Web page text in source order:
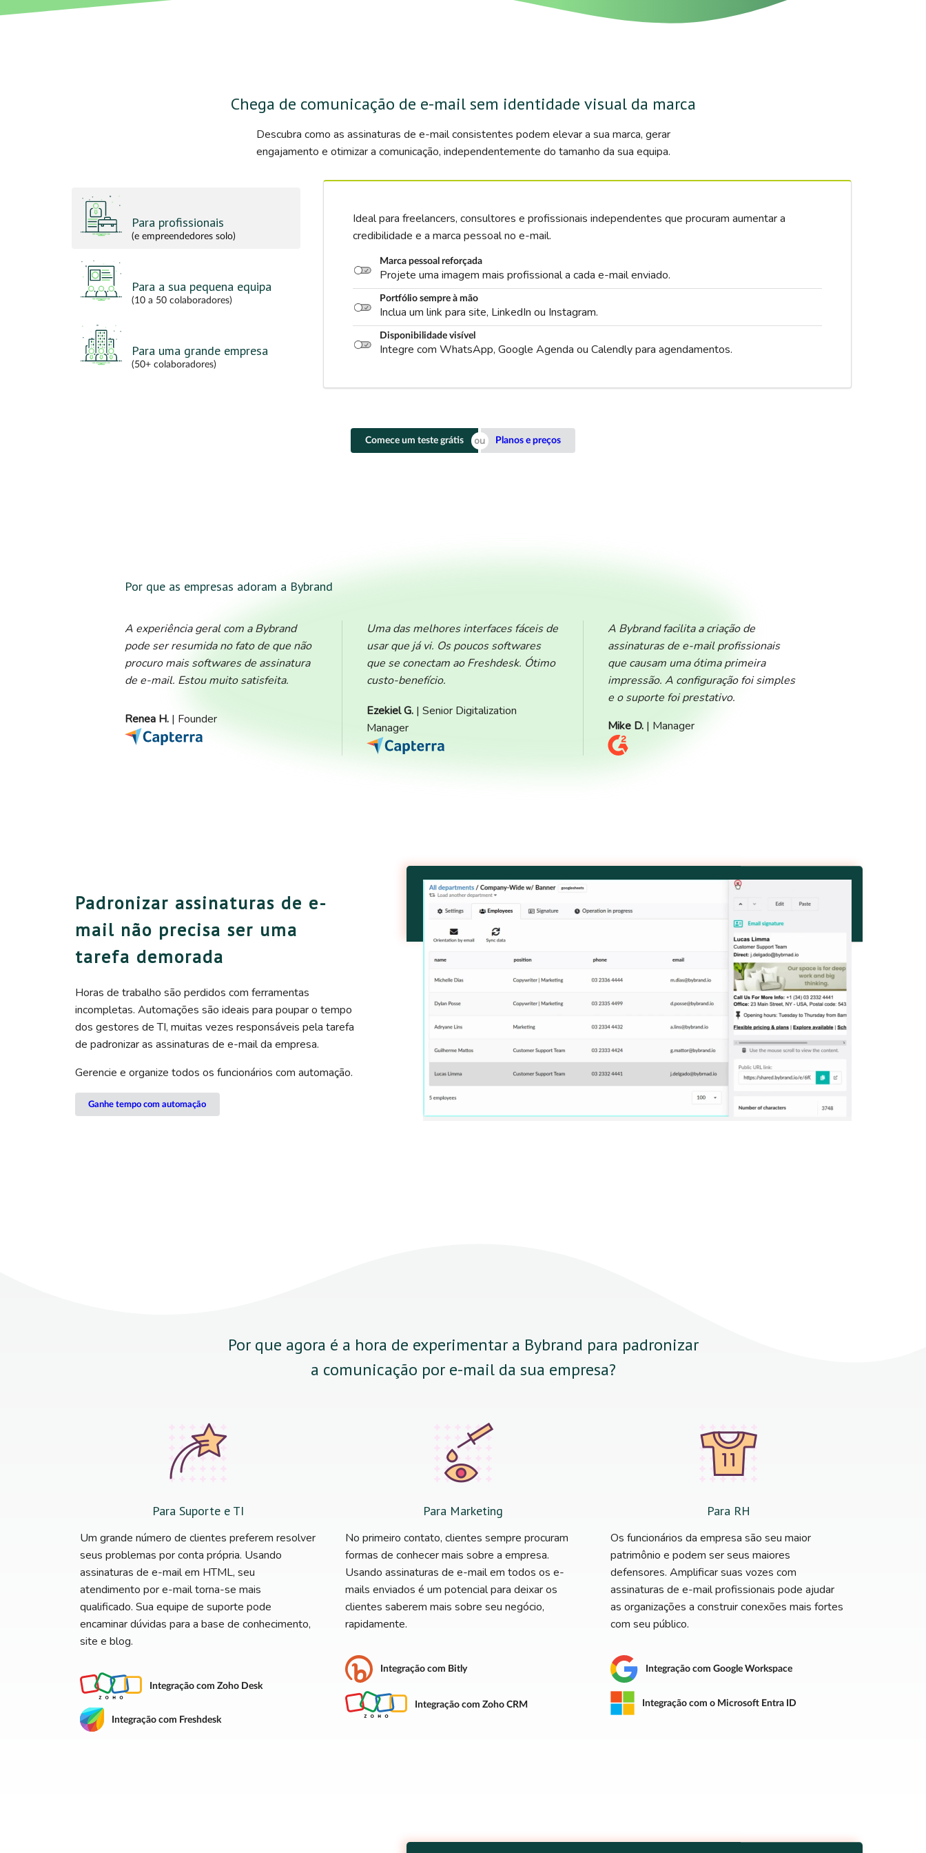
Chega de comunicação de e-mail sem identidade visual da marca
Descubra como as assinaturas de e-mail consistentes podem elevar a sua marca, gerar
engajamento e otimizar a comunicação, independentemente do tamanho da sua equipa.
Para profissionais
(e empreendedores solo)
Para a sua pequena equipa
(10 a 50 colaboradores)
Para uma grande empresa
(50+ colaboradores)
Ideal para freelancers, consultores e profissionais independentes que procuram aumentar a
credibilidade e a marca pessoal no e-mail.
Marca pessoal reforçada
Projete uma imagem mais profissional a cada e-mail enviado.
Portfólio sempre à mão
Inclua um link para site, LinkedIn ou Instagram.
Disponibilidade visível
Integre com WhatsApp, Google Agenda ou Calendly para agendamentos.
Comece um teste grátis Planos e preços
Por que as empresas adoram a Bybrand
A experiência geral com a Bybrand
pode ser resumida no fato de que não
procuro mais softwares de assinatura
de e-mail. Estou muito satisfeita.
Renea H.| Founder
Uma das melhores interfaces fáceis de
usar que já vi. Os poucos softwares
que se conectam ao Freshdesk. Ótimo
custo-benefício.
Ezekiel G.| Senior Digitalization
Manager
A Bybrand facilita a criação de
assinaturas de e-mail profissionais
que causam uma ótima primeira
impressão. A configuração foi simples
e o suporte foi prestativo.
Mike D. | Manager
Padronizar assinaturas de e-
mail não precisa ser uma
tarefa demorada
Horas de trabalho são perdidos com ferramentas
incompletas. Automações são ideais para poupar o tempo
dos gestores de TI, muitas vezes responsáveis pela tarefa
de padronizar as assinaturas de e-mail da empresa.
Gerencie e organize todos os funcionários com automação.
Ganhe tempo com automação
Por que agora é a hora de experimentar a Bybrand para padronizar
a comunicação por e-mail da sua empresa?
Para Suporte e TI
Um grande número de clientes preferem resolver
seus problemas por conta própria. Usando
assinaturas de e-mail em HTML, seu
atendimento por e-mail torna-se mais
qualificado. Sua equipe de suporte pode
encaminar dúvidas para a base de conhecimento,
site e blog.
Integração com Zoho Desk
Integração com Freshdesk
Para Marketing
No primeiro contato, clientes sempre procuram
formas de conhecer mais sobre a empresa.
Usando assinaturas de e-mail em todos os e-
mails enviados é um potencial para deixar os
clientes saberem mais sobre seu negócio,
rapidamente.
Integração com Bitly
Integração com Zoho CRM
Para RH
Os funcionários da empresa são seu maior
patrimônio e podem ser seus maiores
defensores. Amplificar suas vozes com
assinaturas de e-mail profissionais pode ajudar
as organizações a construir conexões mais fortes
com seu público.
Integração com Google Workspace
Integração com o Microsoft Entra ID